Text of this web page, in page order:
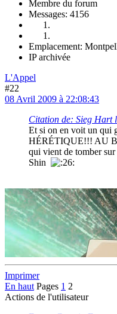
Membre du forum
Messages: 4156
Emplacement:
IP archivée
L'Appel
#22
08 Avril 2009 à 22:08:43
Citation de: Sieg Hart
Et si on en voit un qui
HÉRÉTIQUE!!! AU
qui vient de tomber
Shin
Imprimer
En haut Pages 1 2
Actions de l'utilisateur